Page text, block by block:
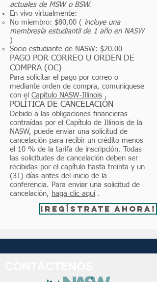
actuales de MSW o BSW.
En vivo virtualmente:
No miembro: $80,00 ( incluye una
membresía estudiantil de 1 año en NASW
)
Socio estudiante de NASW: $20.00
PAGO POR CORREO U ORDEN DE
COMPRA (OC)
Para solicitar el pago por correo o
mediante orden de compra, comuníquese
con el Capítulo NASW-Illinois .
POLÍTICA DE CANCELACIÓN
Debido a las obligaciones financieras
contraídas por el Capítulo de Illinois de la
NASW, puede enviar una solicitud de
cancelación para recibir un crédito menos
el 10 % de la tarifa de inscripción. Todas
las solicitudes de cancelación deben ser
recibidas por el capítulo hasta treinta y un
(31) días antes del inicio de la
conferencia. Para enviar una solicitud de
cancelación, haga clic aquí .
¡Regístrate ahora!